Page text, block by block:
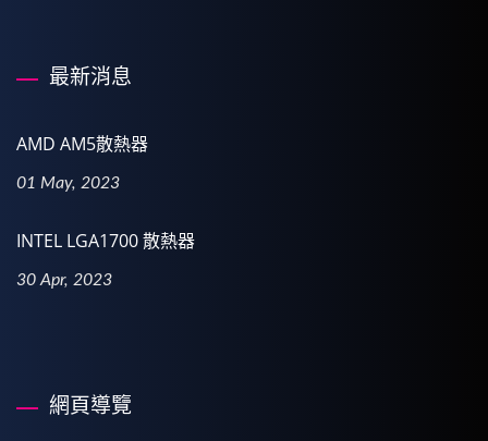
最新消息
AMD AM5散熱器
01 May, 2023
INTEL LGA1700 散熱器
30 Apr, 2023
網頁導覽